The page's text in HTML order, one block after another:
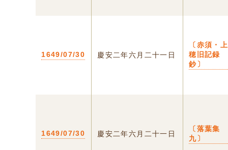
1649/07/30 慶安二年六月二十一日
〔赤須・上
穂旧記録
鈔〕
1649/07/30 慶安二年六月二十一日
〔落葉集
九〕